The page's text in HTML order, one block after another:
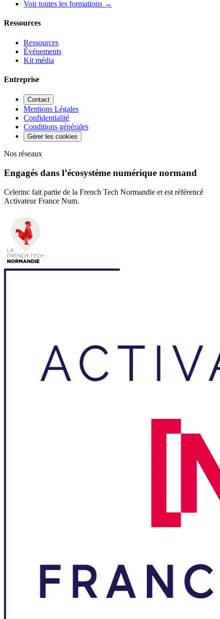
Voir toutes les formations →
Ressources
Ressources
Événements
Kit média
Entreprise
Contact
Mentions Légales
Confidentialité
Conditions générales
Gérer les cookies
Nos réseaux
Engagés dans l’écosystème numérique normand
Celerinc fait partie de la French Tech Normandie et est référencé
Activateur France Num.